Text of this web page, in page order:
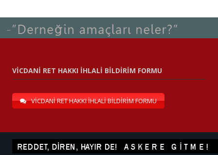
VİCDANİ RET HAKKI İHLALİ BİLDİRİM FORMU
VİCDANİ RET HAKKI İHLALİ BİLDİRİM FORMU